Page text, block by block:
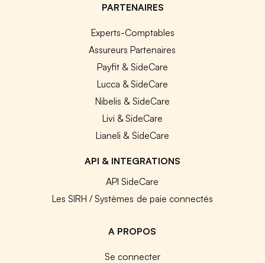
PARTENAIRES
Experts-Comptables
Assureurs Partenaires
Payfit & SideCare
Lucca & SideCare
Nibelis & SideCare
Livi & SideCare
Lianeli & SideCare
API & INTEGRATIONS
API SideCare
Les SIRH / Systèmes de paie connectés
A PROPOS
Se connecter